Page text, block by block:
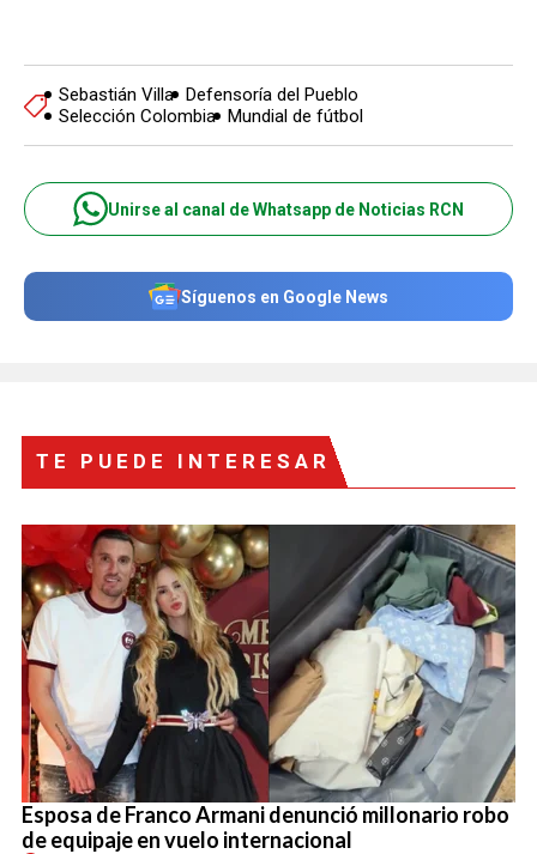
Sebastián Villa
Defensoría del Pueblo
Selección Colombia
Mundial de fútbol
Unirse al canal de Whatsapp de Noticias RCN
Síguenos en Google News
TE PUEDE INTERESAR
Esposa de Franco Armani denunció millonario robo
de equipaje en vuelo internacional